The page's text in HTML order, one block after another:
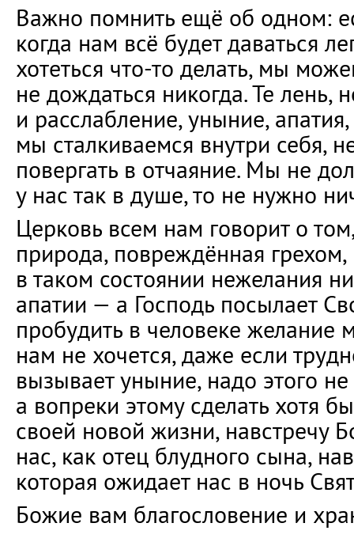
Важно помнить ещё об одном:
когда нам всё будет даваться
хотеться что-то делать, мы
не дождаться никогда. Те лень,
и расслабление, уныние,
мы сталкиваемся внутри себя,
повергать в отчаяние. Мы не
у нас так в душе, то не нужно
Церковь всем нам говорит о
природа, повреждённая грехом,
в таком состоянии нежелания
апатии — а Господь посылает
пробудить в человеке желание
нам не хочется, даже если
вызывает уныние, надо этого не
а вопреки этому сделать хотя
своей новой жизни, навстречу
нас, как отец блудного сына,
которая ожидает нас в ночь
Божие вам благословение и